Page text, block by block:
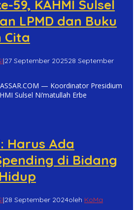
59, KAHMI Sulsel
LPMD dan Buku
Cita
|27 September 202528 September
— Koordinator Presidium
Sulsel Ni’matullah Erbe
Harus Ada
di Bidang
|28 September 2024oleh KoMa